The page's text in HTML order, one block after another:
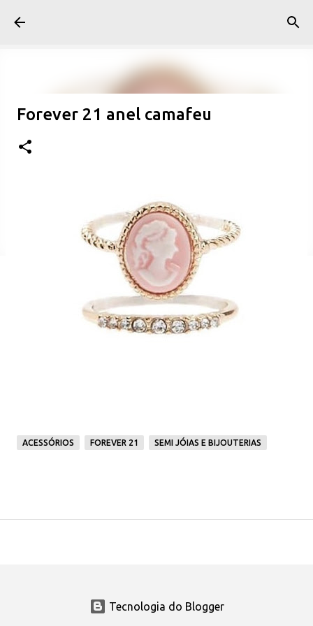
Forever 21 anel camafeu
ACESSÓRIOS FOREVER 21 SEMI JÓIAS E BIJOUTERIAS
Tecnologia do Blogger